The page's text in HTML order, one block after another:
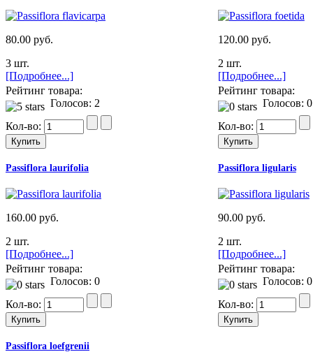
80.00 руб.
3 шт.
[Подробнее...]
Рейтинг товара:
Голосов: 2
Кол-во:
120.00 руб.
2 шт.
[Подробнее...]
Рейтинг товара:
Голосов: 0
Кол-во:
Passiflora laurifolia
160.00 руб.
2 шт.
[Подробнее...]
Рейтинг товара:
Голосов: 0
Кол-во:
Passiflora ligularis
90.00 руб.
2 шт.
[Подробнее...]
Рейтинг товара:
Голосов: 0
Кол-во:
Passiflora loefgrenii